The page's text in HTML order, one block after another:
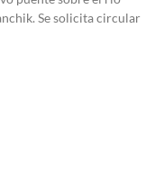
Se solicita circular